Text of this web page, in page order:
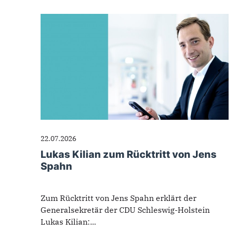
22.07.2026
Lukas Kilian zum Rücktritt von Jens
Spahn
Zum Rücktritt von Jens Spahn erklärt der
Generalsekretär der CDU Schleswig-Holstein
Lukas Kilian:...